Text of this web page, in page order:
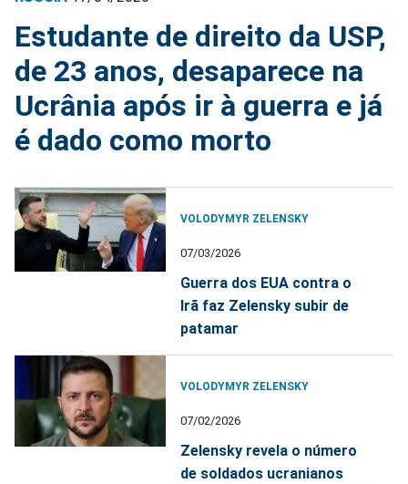
Estudante de direito da USP,
de 23 anos, desaparece na
Ucrânia após ir à guerra e já
é dado como morto
VOLODYMYR ZELENSKY
07/03/2026
Guerra dos EUA contra o
Irã faz Zelensky subir de
patamar
VOLODYMYR ZELENSKY
07/02/2026
Zelensky revela o número
de soldados ucranianos